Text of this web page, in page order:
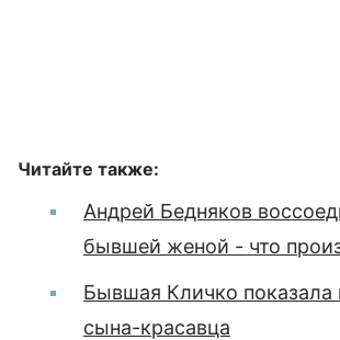
Читайте также:
Андрей Бедняков
бывшей женой - что
Бывшая Кличко показала
сына-красавца